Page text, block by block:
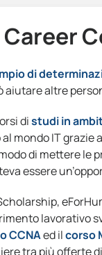
di
aiutare altre
distudi in
mondo IT grazie
di mettere le
essere
lavorativo
CCNAed ilcorso
tra più offerte